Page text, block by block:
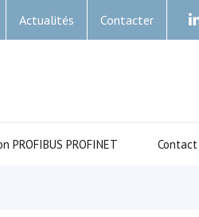
Actualités Contacter .
PROFIBUS PROFINET Contact